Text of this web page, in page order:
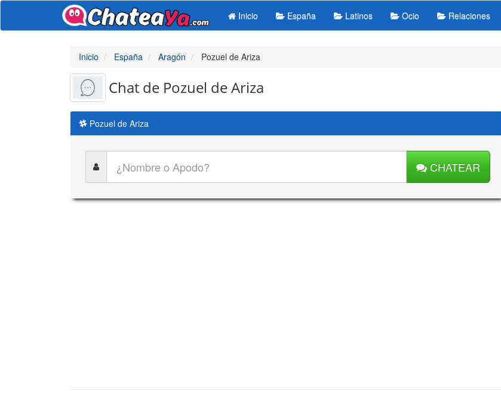
Inicio España Latinos Ocio Relaciones
Inicio España Aragón Pozuel de Ariza
Chat de Pozuel de Ariza
Pozuel de Ariza
CHATEAR